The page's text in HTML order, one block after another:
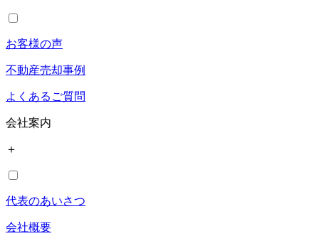
お客様の声
不動産売却事例
よくあるご質問
会社案内
＋
代表のあいさつ
会社概要